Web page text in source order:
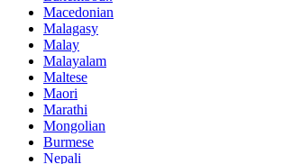
Macedonian
Malagasy
Malay
Malayalam
Maltese
Maori
Marathi
Mongolian
Burmese
Nepali